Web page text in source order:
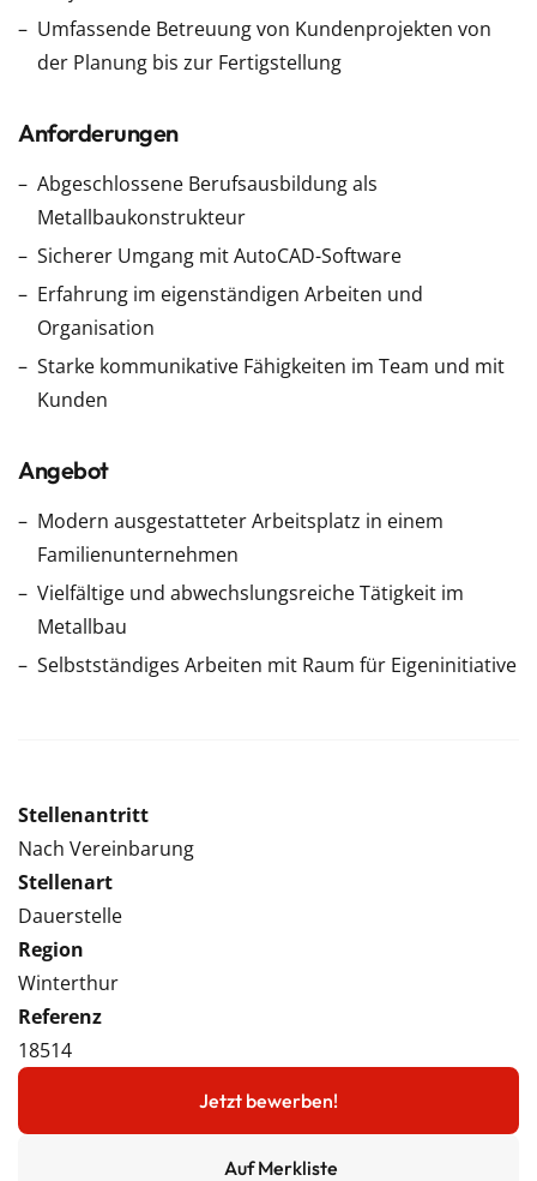
Umfassende Betreuung von Kundenprojekten von
der Planung bis zur Fertigstellung
Anforderungen
Abgeschlossene Berufsausbildung als
Metallbaukonstrukteur
Sicherer Umgang mit AutoCAD-Software
Erfahrung im eigenständigen Arbeiten und
Organisation
Starke kommunikative Fähigkeiten im Team und mit
Kunden
Angebot
Modern ausgestatteter Arbeitsplatz in einem
Familienunternehmen
Vielfältige und abwechslungsreiche Tätigkeit im
Metallbau
Selbstständiges Arbeiten mit Raum für Eigeninitiative
Stellenantritt
Nach Vereinbarung
Stellenart
Dauerstelle
Region
Winterthur
Referenz
18514
Jetzt bewerben!
Auf Merkliste